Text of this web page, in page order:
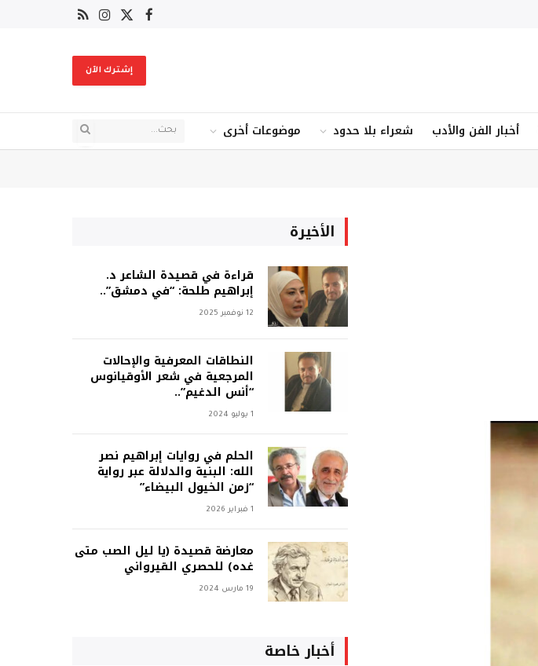
فيسبوك
X
الانستغرام
RSS
إشترك الآن
أخبار الفن والأدب شعراء بلا حدود موضوعات أخرى
الأخيرة
قراءة في قصيدة الشاعر د.
إبراهيم طلحة: “في دمشق”..
12 نوفمبر 2025
النطاقات المعرفية والإحالات
المرجعية في شعر الأوقيانوس
“أنس الدغيم”..
1 يوليو 2024
الحلم في روايات إبراهيم نصر
الله: البنية والدلالة عبر رواية
“زمن الخيول البيضاء”
1 فبراير 2026
معارضة قصيدة (يا ليل الصب متى
غده) للحصري القيرواني
19 مارس 2024
أخبار خاصة